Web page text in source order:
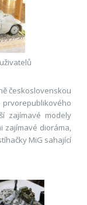
československou
zajímavé modely
zajímavé dioráma,
MiG sahající